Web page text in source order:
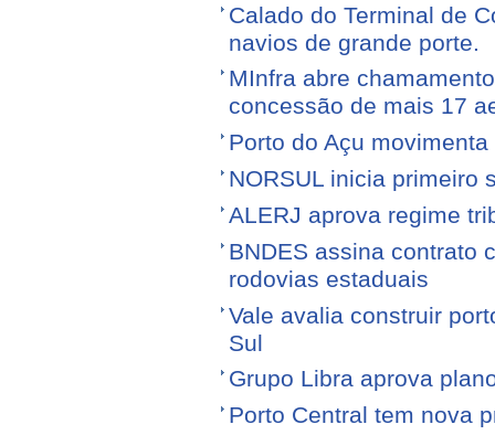
Calado do Terminal de
navios de grande porte.
MInfra abre
concessão de mais 17
Porto do Açu
NORSUL inicia primeiro
ALERJ aprova regime
BNDES assina contrato
rodovias estaduais
Vale avalia construir
Sul
Grupo Libra aprova
Porto Central tem nova